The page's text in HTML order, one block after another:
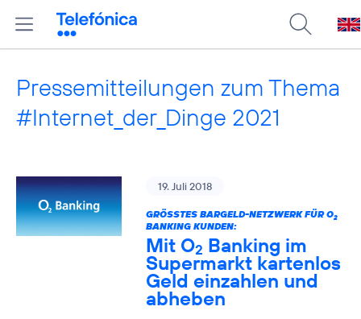
Pressemitteilungen zum Thema
#Internet_der_Dinge 2021
19. Juli 2018
GRÖSSTES BARGELD-NETZWERK FÜR O 2
BANKING KUNDEN:
Mit O2 Banking im
Supermarkt kartenlos
Geld einzahlen und
abheben